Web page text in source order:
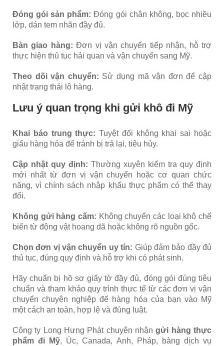
Đóng gói sản phẩm:Đóng gói chân không, bọc nhiều
lớp, dán tem nhãn đầy đủ.
Bàn giao hàng:Đơn vị vận chuyển tiếp nhận, hỗ trợ
thực hiện thủ tục hải quan và vận chuyển sang Mỹ.
Theo dõi vận chuyển: Sử dụng mã vận đơn để cập
nhật trạng thái lô hàng.
Lưu ý quan trọng khi gửi khô đi Mỹ
Khai báo trung thực: Tuyệt đối không khai sai hoặc
giấu hàng hóa để tránh bị trả lại, tiêu hủy.
Cập nhật quy định: Thường xuyên kiểm tra quy định
mới nhất từ đơn vị vận chuyển hoặc cơ quan chức
năng, vì chính sách nhập khẩu thực phẩm có thể thay
đổi.
Không gửi hàng cấm: Không chuyển các loại khô chế
biến từ động vật hoang dã hoặc không rõ nguồn gốc.
Chọn đơn vị vận chuyển uy tín: Giúp đảm bảo đầy đủ
thủ tục, đúng quy định và hỗ trợ khi có phát sinh.
Hãy chuẩn bị hồ sơ giấy tờ đầy đủ, đóng gói đúng tiêu
chuẩn và tham khảo quy trình thực tế từ các đơn vị vận
chuyển chuyên nghiệp để hàng hóa của bạn vào Mỹ
một cách an toàn, hợp lệ và đúng luật.
Công ty Long Hưng Phát chuyên nhậngửi hàng thực
phẩm đi Mỹ, Úc, Canada, Anh, Pháp, bàng dịch vụ